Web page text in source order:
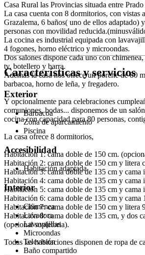
Casa Rural las Provincias situada entre
La casa cuenta con 8 dormitorios, con vistas
Grazalema, 6 baños( uno de ellos adaptado)
personas con movilidad
La cocina es industrial equipada con
4 fogones, horno eléctrico y microondas.
Dos salones dispone cada uno con
tv, botellero y barra.
Además la casa nos ofrece un porche de 80
barbacoa, horno de leña, y fregadero.
Y opcionalmente para celebraciones
comuniones, bodas... disponemos de un
cocina con capacidad para 80 personas,
La casa ofrece 8 dormitorios,
Habitación 1: cama doble de 150 cm.
Habitación 2: cama doble de 150 cm y litera
Habitación 3: cama doble de 135 cm y
Habitación 4: cama doble de 135 cm y
Habitación 5: cama doble de 135 cm y
Habitación 6: cama doble de 135 cm y
Habitación 7: cama doble de 150 cm y litera
Habitación 8: cama doble de 135 cm, y dos
(opcional supletoria).
Todas las habitaciones disponen de ropa de
Características y servicios
Exterior
Barbacoa
Zona de aparcamiento
Piscina
Accesibilidad
Habitación adaptada
Interior
Chimenea
Lavadora
Lavavajillas
Microondas
Televisión
Baño compartido